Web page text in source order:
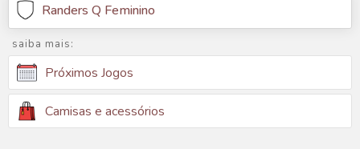
Randers Q Feminino
saiba mais:
Próximos Jogos
Camisas e acessórios